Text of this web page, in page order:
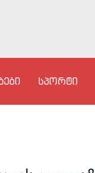
სპორტი